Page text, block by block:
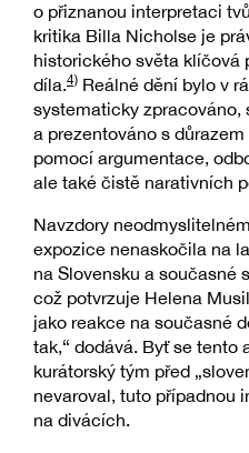
o přiznanou interpretaci
kritika Billa Nicholse je
historického světa klíčová
díla.4) Reálné dění bylo v
systematicky zpracováno,
a prezentováno s
pomocí argumentace,
ale také čistě narativních
Navzdory
expozice nenaskočila na
na Slovensku a současné
což potvrzuje Helena
jako reakce na současné
tak,“ dodává. Byť se tento
kurátorský tým před
nevaroval, tuto případnou
na divácích.